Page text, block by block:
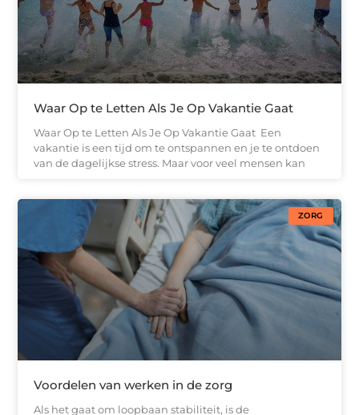
Waar Op te Letten Als Je Op Vakantie Gaat
Waar Op te Letten Als Je Op Vakantie Gaat Een
vakantie is een tijd om te ontspannen en je te ontdoen
van de dagelijkse stress. Maar voor veel mensen kan
ZORG
Voordelen van werken in de zorg
Als het gaat om loopbaan stabiliteit, is de